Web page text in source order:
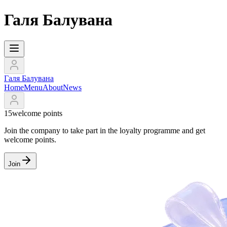
Галя Балувана
Галя Балувана
HomeMenuAboutNews
15welcome points
Join the company to take part in the loyalty programme and get
welcome points.
Join